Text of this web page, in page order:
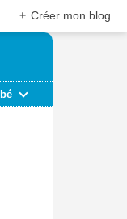
+ Créer mon blog